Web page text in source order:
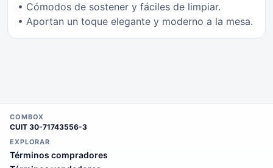
• Cómodos de sostener y fáciles de limpiar.
• Aportan un toque elegante y moderno a la mesa.
COMBOX
CUIT 30-71743556-3
EXPLORAR
Términos compradores